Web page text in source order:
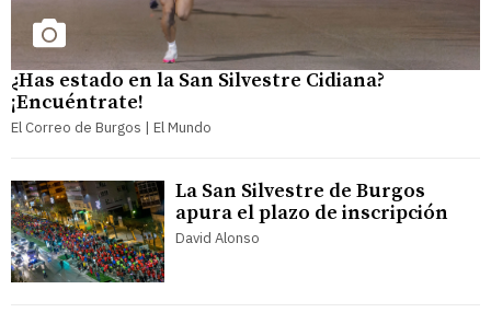
¿Has estado en la San Silvestre Cidiana?
¡Encuéntrate!
El Correo de Burgos | El Mundo
La San Silvestre de Burgos
apura el plazo de inscripción
David Alonso